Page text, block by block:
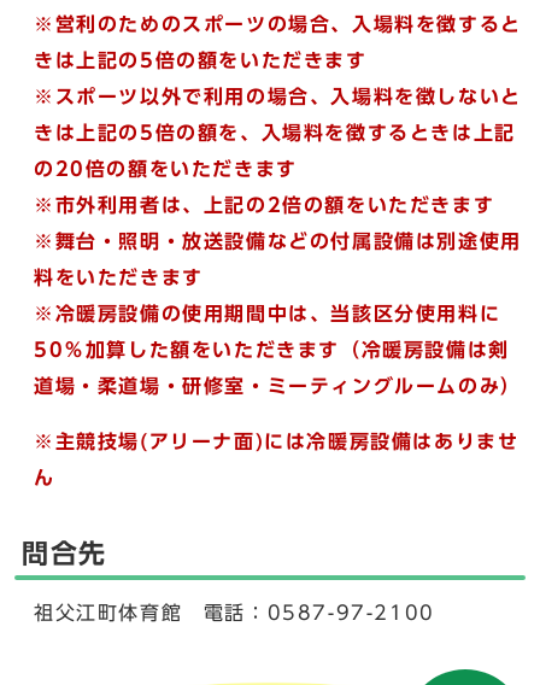
※営利のためのスポーツの場合、入場料を徴すると
きは上記の5倍の額をいただきます
※スポーツ以外で利用の場合、入場料を徴しないと
きは上記の5倍の額を、入場料を徴するときは上記
の20倍の額をいただきます
※市外利用者は、上記の2倍の額をいただきます
※舞台・照明・放送設備などの付属設備は別途使用
料をいただきます
※冷暖房設備の使用期間中は、当該区分使用料に
50％加算した額をいただきます
（冷暖房設備は剣
道場・柔道場・研修室・ミーティングルームのみ）
※主競技場(アリーナ面)には冷暖房設備はありませ
ん
問合先
祖父江町体育館 電話：0587-97-2100